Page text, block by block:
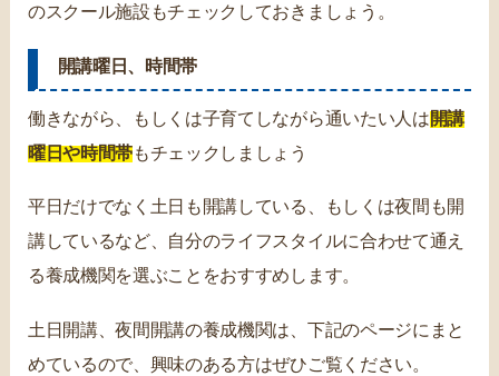
のスクール施設もチェックしておきましょう。
開講曜日、時間帯
働きながら、もしくは子育てしながら通いたい人は開講
曜日や時間帯もチェックしましょう
平日だけでなく土日も開講している、もしくは夜間も開
講しているなど、自分のライフスタイルに合わせて通え
る養成機関を選ぶことをおすすめします。
土日開講、夜間開講の養成機関は、下記のページにまと
めているので、興味のある方はぜひご覧ください。